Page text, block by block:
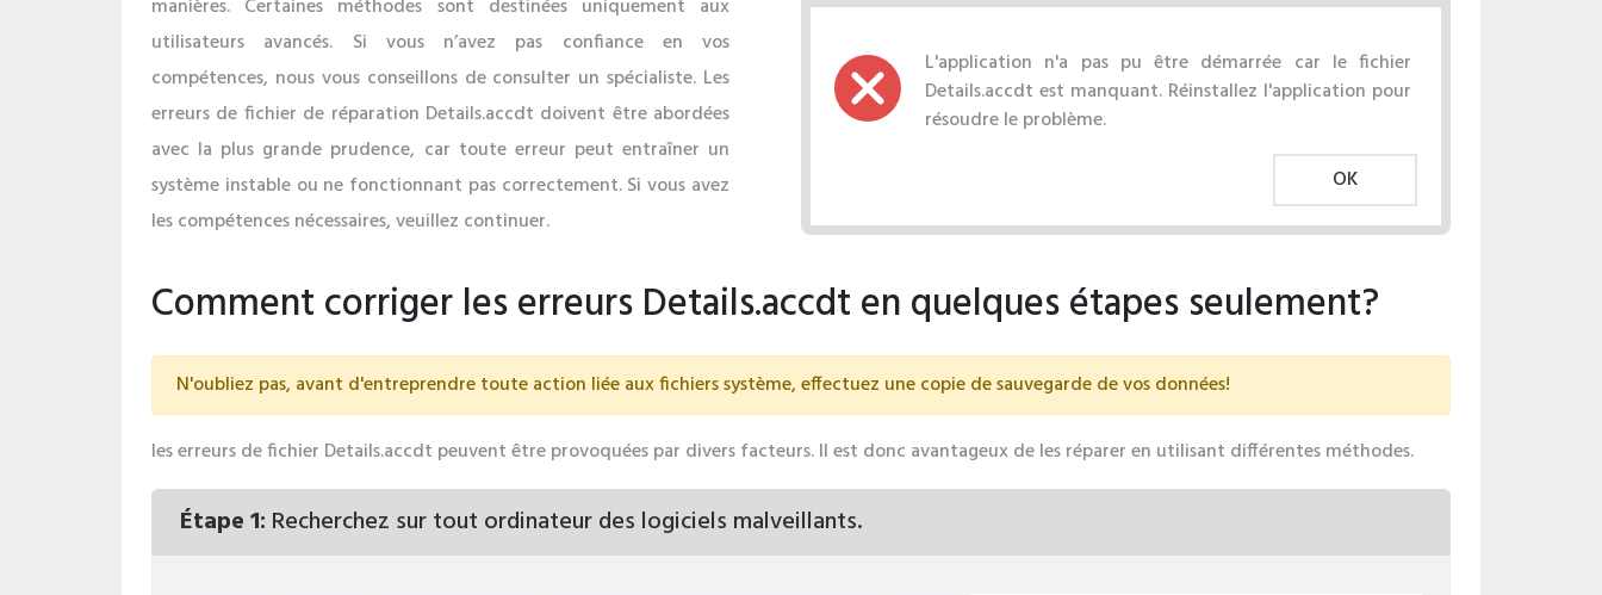
L'application n'a pas pu être démarrée car le fichier
Details.accdt est manquant. Réinstallez l'application pour
résoudre le problème.
OK
manières. Certaines méthodes sont destinées uniquement aux
utilisateurs avancés. Si vous n’avez pas confiance en vos
compétences, nous vous conseillons de consulter un spécialiste. Les
erreurs de fichier de réparation Details.accdt doivent être abordées
avec la plus grande prudence, car toute erreur peut entraîner un
système instable ou ne fonctionnant pas correctement. Si vous avez
les compétences nécessaires, veuillez continuer.
Comment corriger les erreurs Details.accdt en quelques étapes seulement?
N'oubliez pas, avant d'entreprendre toute action liée aux fichiers système, effectuez une copie de sauvegarde de vos données!
les erreurs de fichier Details.accdt peuvent être provoquées par divers facteurs. Il est donc avantageux de les réparer en utilisant différentes méthodes.
Étape 1: Recherchez sur tout ordinateur des logiciels malveillants.